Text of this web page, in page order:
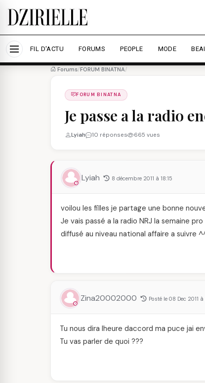
Nous utilisons des cookies pour améliorer votre
Accepter tout
FIL D'ACTU FORUMS PEOPLE MODE
Forums/FORUM BINATNA/
FORUM BINATNA
Je passe a la radio
Lyiah 10 réponses 665 vues
Lyiah 8 décembre 2011 à 18:15
voilou les filles je partage une bonne
Je vais passé a la radio NRJ la semaine
diffusé au niveau national affaire a suivre
Zina20002000 Posté le 08 Dec 2011 à
Tu nous dira lheure daccord ma puce jai
Tu vas parler de quoi ???